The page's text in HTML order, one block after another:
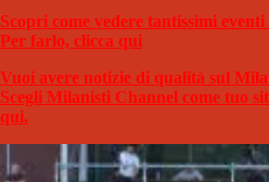
Scopri come vedere tantissimi
Per farlo, clicca qui
Vuoi avere notizie di qualità sul
Scegli Milanisti Channel come tuo
qui.